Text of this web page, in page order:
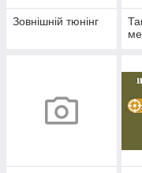
Зовнішній тюнінг